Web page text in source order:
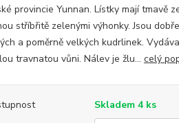
provincie Yunnan. Lístky mají tmavě
stříbřitě zelenými výhonky. Jsou
a poměrně velkých kudrlinek.
travnatou vůni. Nálev je žlu... celý
Skladem 4 ks